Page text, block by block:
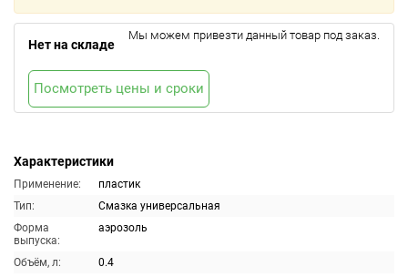
Характеристики
Применение:
пластик
Тип:
Смазка универсальная
Форма
выпуска:
аэрозоль
Объём, л:
0.4
Нет на складе
Мы можем привезти данный товар под заказ.
Посмотреть цены и сроки